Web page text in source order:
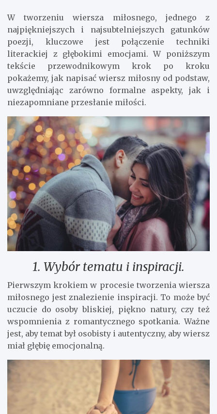
W tworzeniu wiersza miłosnego, jednego z
najpiękniejszych i najsubtelniejszych gatunków
poezji, kluczowe jest połączenie techniki
literackiej z głębokimi emocjami. W poniższym
tekście przewodnikowym krok po kroku
pokażemy, jak napisać wiersz miłosny od podstaw,
uwzględniając zarówno formalne aspekty, jak i
niezapomniane przesłanie miłości.
1. Wybór tematu i inspiracji.
Pierwszym krokiem w procesie tworzenia wiersza
miłosnego jest znalezienie inspiracji. To może być
uczucie do osoby bliskiej, piękno natury, czy też
wspomnienia z romantycznego spotkania. Ważne
jest, aby temat był osobisty i autentyczny, aby wiersz
miał głębię emocjonalną.